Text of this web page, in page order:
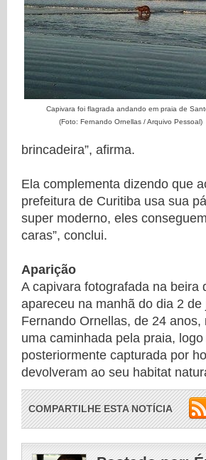
Capivara foi flagrada andando em praia de
(Foto: Fernando Ornellas / Arquivo Pessoal)
brincadeira”, afirma.
Ela complementa dizendo que
prefeitura de Curitiba usa sua
super moderno, eles
caras”, conclui.
Aparição
A capivara fotografada na beira
apareceu na manhã do dia 2
Fernando Ornellas, de 24
uma caminhada pela praia,
posteriormente capturada por
devolveram ao seu habitat
COMPARTILHE ESTA NOTÍCIA